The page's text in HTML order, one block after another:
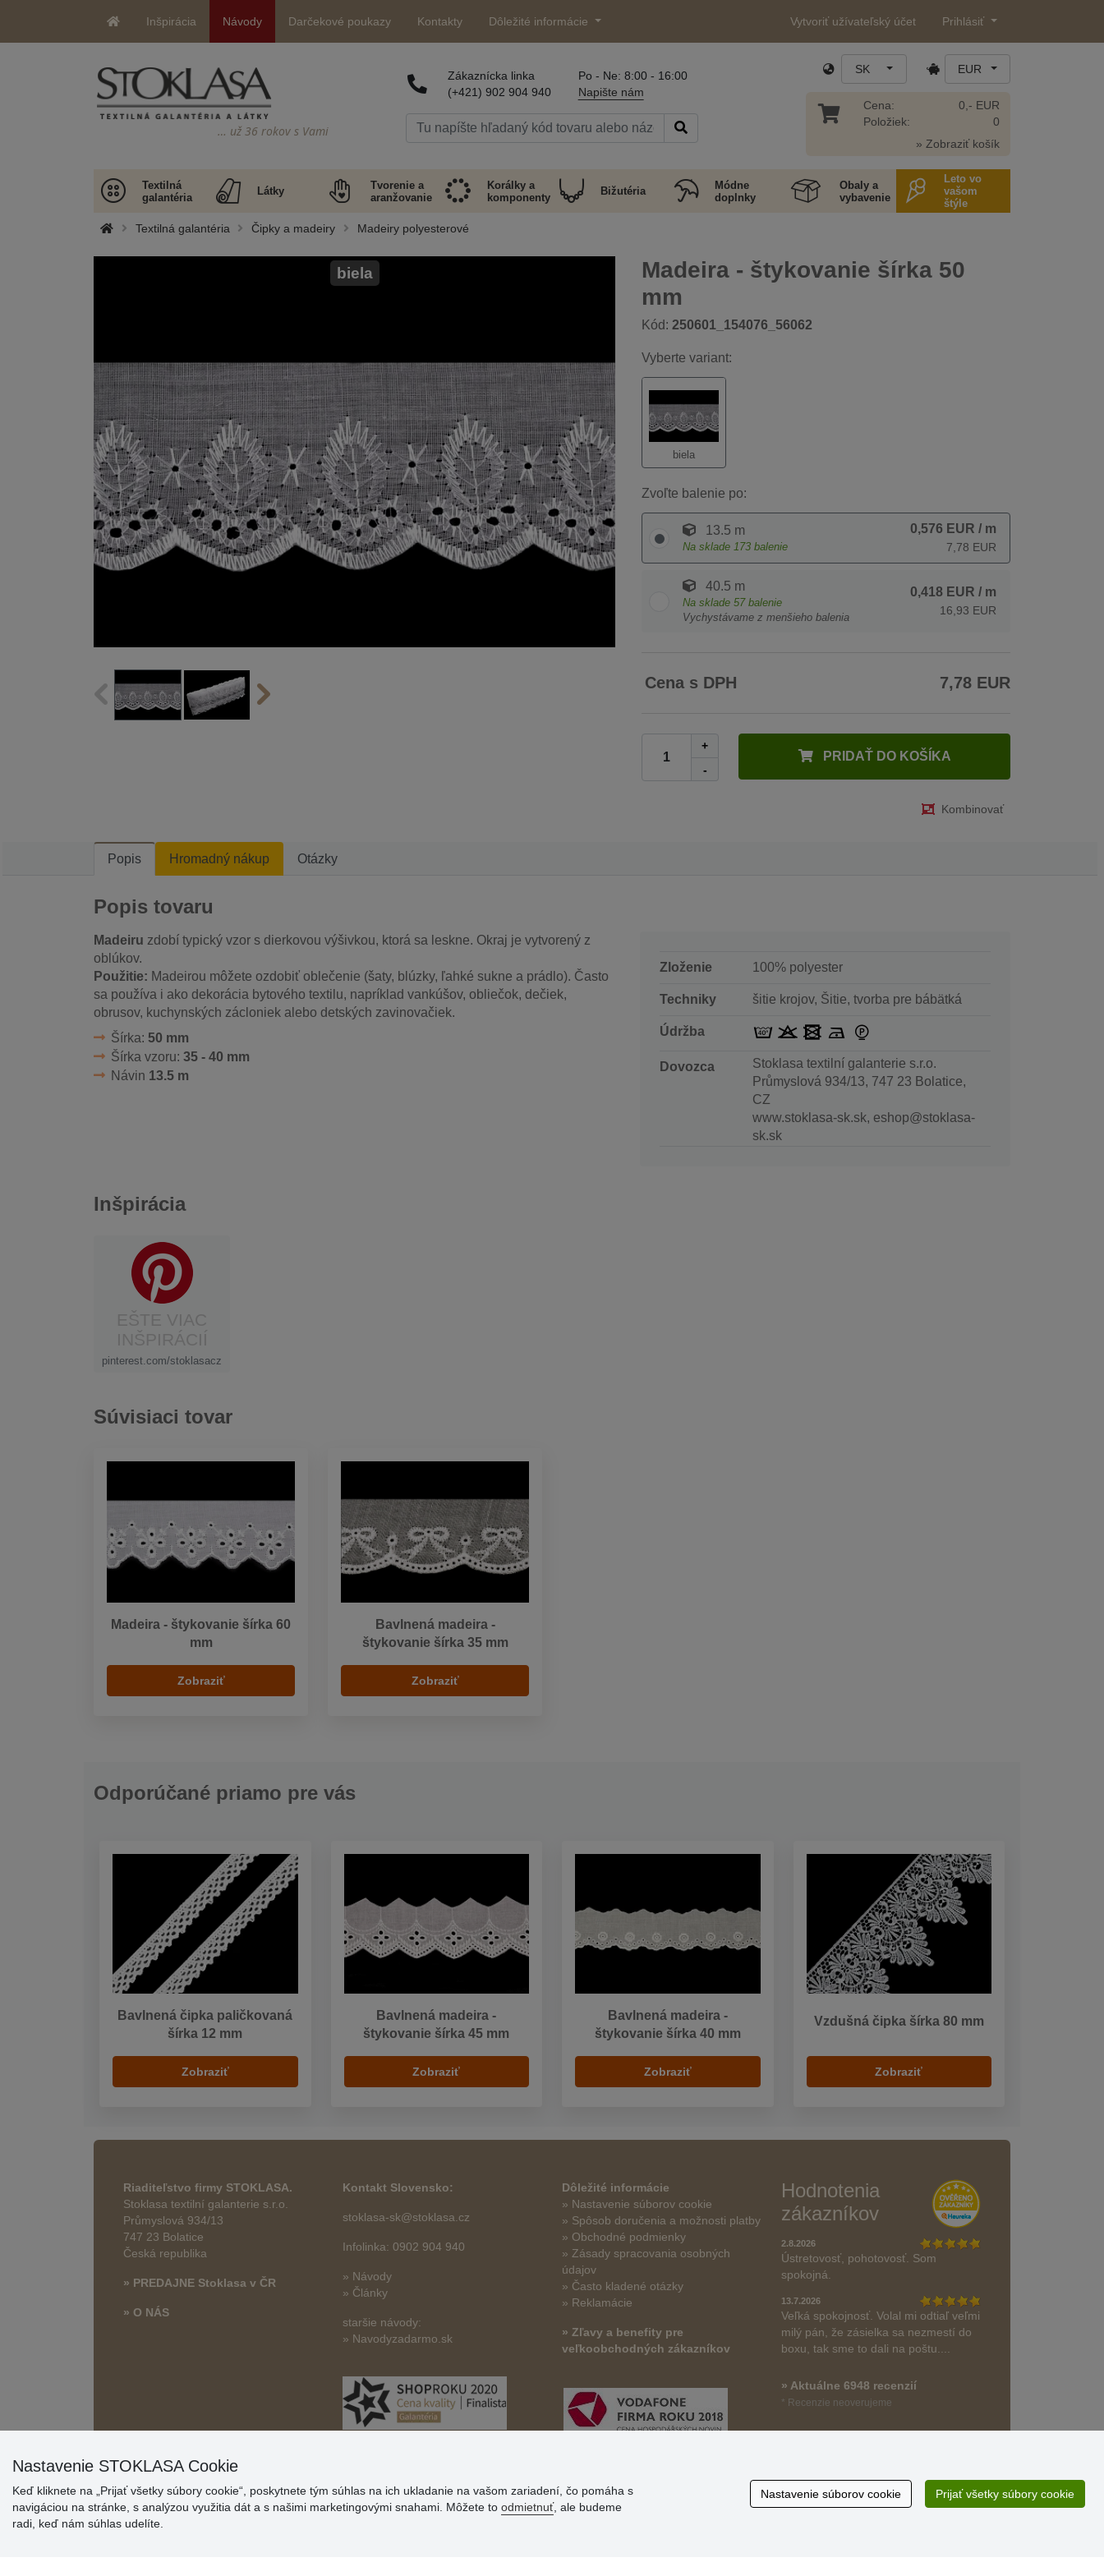
Inšpirácia Návody Darčekové poukazy Kontakty Dôležité informácie Vytvoriť užívateľský účet Prihlásiť
… už 36 rokov s Vami
Zákaznícka linka
(+421) 902 904 940
Po - Ne: 8:00 - 16:00
Napište nám
SK EUR
Cena:
Položiek:
0,- EUR
0
» Zobraziť košík
Textilná
galantéria
Látky
Tvorenie a
aranžovanie
Korálky a
komponenty
Bižutéria
Módne
doplnky
Obaly a
vybavenie
Leto vo
vašom
štýle
Textilná galantéria Čipky a madeiry Madeiry polyesterové
Madeira - štykovanie šírka 50
mm
Kód: 250601_154076_56062
biela
Vyberte variant:
biela
Zvoľte balenie po:
13.5 m
Na sklade 173 balenie
0,576 EUR / m
7,78 EUR
40.5 m
Na sklade 57 balenie
Vychystávame z menšieho balenia
0,418 EUR / m
16,93 EUR
Cena s DPH 7,78 EUR
+
-
PRIDAŤ DO KOŠÍKA
Kombinovať
Popis Hromadný nákup Otázky
Popis tovaru
Madeiru zdobí typický vzor s dierkovou výšivkou, ktorá sa leskne. Okraj je vytvorený z
oblúkov.
Použitie: Madeirou môžete ozdobiť oblečenie (šaty, blúzky, ľahké sukne a prádlo). Často
sa používa i ako dekorácia bytového textilu, napríklad vankúšov, obliečok, dečiek,
obrusov, kuchynských zácloniek alebo detských zavinovačiek.
Šírka: 50 mm
Šírka vzoru: 35 - 40 mm
Návin 13.5 m
Zloženie 100% polyester
Techniky šitie krojov, Šitie, tvorba pre bábätká
Údržba
Dovozca
Stoklasa textilní galanterie s.r.o.
Průmyslová 934/13, 747 23 Bolatice,
CZ
www.stoklasa-sk.sk, eshop@stoklasa-
sk.sk
Inšpirácia
pinterest.com/stoklasacz
Súvisiaci tovar
Madeira - štykovanie šírka 60
mm
Zobraziť
Bavlnená madeira -
štykovanie šírka 35 mm
Zobraziť
Odporúčané priamo pre vás
Bavlnená čipka paličkovaná
šírka 12 mm
Zobraziť
Bavlnená madeira -
štykovanie šírka 45 mm
Zobraziť
Bavlnená madeira -
štykovanie šírka 40 mm
Zobraziť
Vzdušná čipka šírka 80 mm
Zobraziť
Riaditeľstvo firmy STOKLASA.
Stoklasa textilní galanterie s.r.o.
Průmyslová 934/13
747 23 Bolatice
Česká republika
» PREDAJNE Stoklasa v ČR
» O NÁS
Kontakt Slovensko:
stoklasa-sk@stoklasa.cz
Infolinka: 0902 904 940
» Návody
» Články
staršie návody:
» Navodyzadarmo.sk
Dôležité informácie
» Nastavenie súborov cookie
» Spôsob doručenia a možnosti platby
» Obchodné podmienky
» Zásady spracovania osobných
údajov
» Často kladené otázky
» Reklamácie
» Zľavy a benefity pre
veľkoobchodných zákazníkov
Hodnotenia
zákazníkov
2.8.2026
Ústretovosť, pohotovosť. Som
spokojná.
13.7.2026
Veľká spokojnosť. Volal mi odtiaľ veľmi
milý pán, že zásielka sa nezmestí do
boxu, tak sme to dali na poštu....
» Aktuálne 6948 recenzií
* Recenzie neoverujeme
Nastavenie STOKLASA Cookie
Keď kliknete na „Prijať všetky súbory cookie“, poskytnete tým súhlas na ich ukladanie na vašom zariadení, čo pomáha s
navigáciou na stránke, s analýzou využitia dát a s našimi marketingovými snahami. Môžete to odmietnuť, ale budeme
radi, keď nám súhlas udelíte.
Nastavenie súborov cookie Prijať všetky súbory cookie